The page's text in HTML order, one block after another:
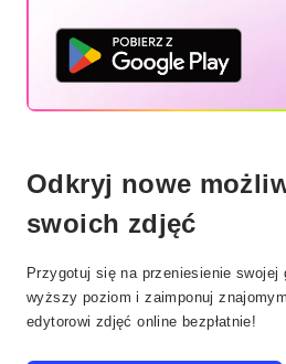
Odkryj nowe
swoich zdjęć
Przygotuj się na przeniesienie swojej
wyższy poziom i zaimponuj
edytorowi zdjęć online bezpłatnie!